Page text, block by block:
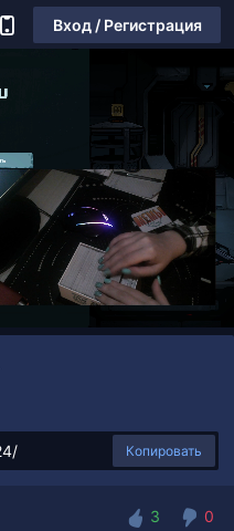
Вход / Регистрация
Копировать
3
0